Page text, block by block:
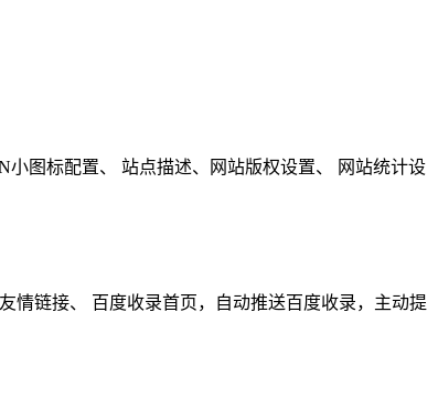
图标配置、 站点描述、网站版权设置、 网站统计设
情链接、 百度收录首页，自动推送百度收录，主动提